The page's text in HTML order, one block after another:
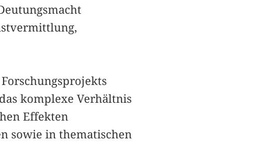
komplexe Verhältnis
Effekten
sowie in thematischen